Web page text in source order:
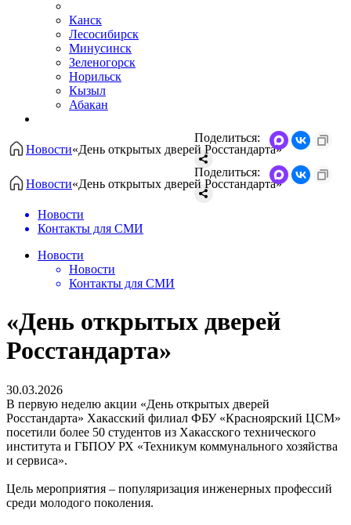
Канск
Лесосибирск
Минусинск
Зеленогорск
Норильск
Кызыл
Абакан
Новости«День открытых дверей Росстандарта»
Поделиться:
Новости«День открытых дверей Росстандарта»
Поделиться:
Новости
Контакты для СМИ
Новости
Новости
Контакты для СМИ
«День открытых дверей
Росстандарта»
30.03.2026
В первую неделю акции «День открытых дверей
Росстандарта» Хакасский филиал ФБУ «Красноярский ЦСМ»
посетили более 50 студентов из Хакасского технического
института и ГБПОУ РХ «Техникум коммунального хозяйства
и сервиса».
Цель мероприятия – популяризация инженерных профессий
среди молодого поколения.